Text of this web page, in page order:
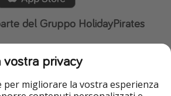
del Gruppo HolidayPirates
VakantiePiraten
Urlaubspiraten
privacy
per migliorare la vostra esperienza